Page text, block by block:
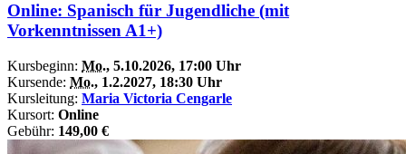
Online: Spanisch für Jugendliche (mit
Vorkenntnissen A1+)
Kursbeginn: Mo., 5.10.2026, 17:00 Uhr
Kursende: Mo., 1.2.2027, 18:30 Uhr
Kursleitung: Maria Victoria Cengarle
Kursort: Online
Gebühr: 149,00 €